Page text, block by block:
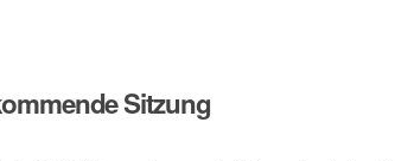
Sitzung